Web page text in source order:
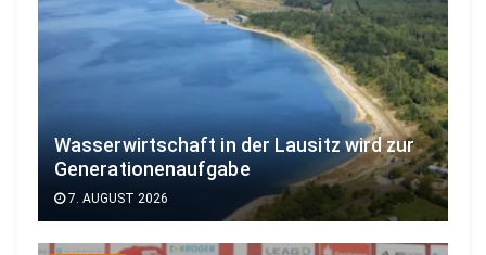
Wasserwirtschaft in der Lausitz wird zur
Generationenaufgabe
7. AUGUST 2026